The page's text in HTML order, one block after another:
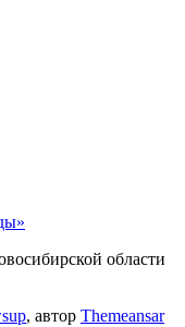
области
, автор Themeansar